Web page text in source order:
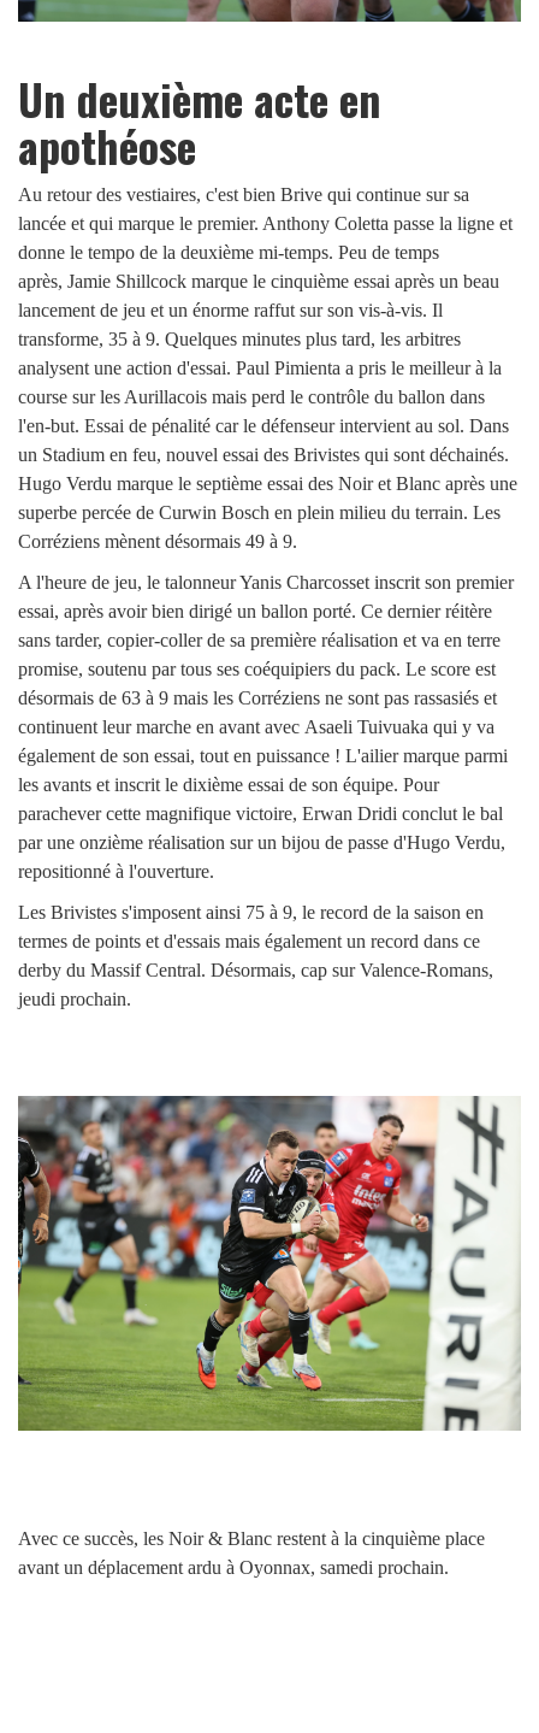
Un deuxième acte en
apothéose
Au retour des vestiaires, c'est bien Brive qui continue sur sa
lancée et qui marque le premier. Anthony Coletta passe la ligne et
donne le tempo de la deuxième mi-temps. Peu de temps
après, Jamie Shillcock marque le cinquième essai après un beau
lancement de jeu et un énorme raffut sur son vis-à-vis. Il
transforme, 35 à 9. Quelques minutes plus tard, les arbitres
analysent une action d'essai. Paul Pimienta a pris le meilleur à la
course sur les Aurillacois mais perd le contrôle du ballon dans
l'en-but. Essai de pénalité car le défenseur intervient au sol. Dans
un Stadium en feu, nouvel essai des Brivistes qui sont déchainés.
Hugo Verdu marque le septième essai des Noir et Blanc après une
superbe percée de Curwin Bosch en plein milieu du terrain. Les
Corréziens mènent désormais 49 à 9.
A l'heure de jeu, le talonneur Yanis Charcosset inscrit son premier
essai, après avoir bien dirigé un ballon porté. Ce dernier réitère
sans tarder, copier-coller de sa première réalisation et va en terre
promise, soutenu par tous ses coéquipiers du pack. Le score est
désormais de 63 à 9 mais les Corréziens ne sont pas rassasiés et
continuent leur marche en avant avec Asaeli Tuivuaka qui y va
également de son essai, tout en puissance ! L'ailier marque parmi
les avants et inscrit le dixième essai de son équipe. Pour
parachever cette magnifique victoire, Erwan Dridi conclut le bal
par une onzième réalisation sur un bijou de passe d'Hugo Verdu,
repositionné à l'ouverture.
Les Brivistes s'imposent ainsi 75 à 9, le record de la saison en
termes de points et d'essais mais également un record dans ce
derby du Massif Central. Désormais, cap sur Valence-Romans,
jeudi prochain.
Avec ce succès, les Noir & Blanc restent à la cinquième place
avant un déplacement ardu à Oyonnax, samedi prochain.